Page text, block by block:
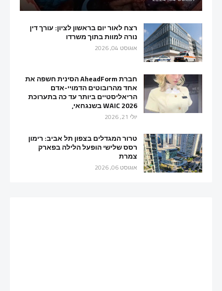
רצח לאור יום בראשון לציון: עורך דין
נורה למוות בתוך משרדו
אוגוסט 04, 2026
חברת AheadForm הסינית חשפה את
אחד מהרובוטים הדמויי-אדם
הריאליסטיים ביותר עד כה בתערוכת
WAIC 2026 בשנגחאי,
יולי 21, 2026
טרור המגדלים בצפון תל אביב: רימון
רסס שלישי הופעל הלילה בפארק
צמרת
אוגוסט 06, 2026